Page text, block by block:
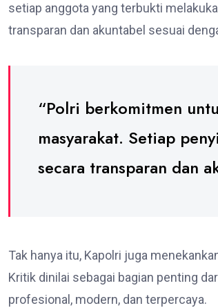
setiap anggota yang terbukti
transparan dan akuntabel sesuai
“Polri berkomitmen
masyarakat. Setiap
secara transparan dan
Tak hanya itu, Kapolri juga
Kritik dinilai sebagai bagian penting
profesional, modern, dan terpercaya.